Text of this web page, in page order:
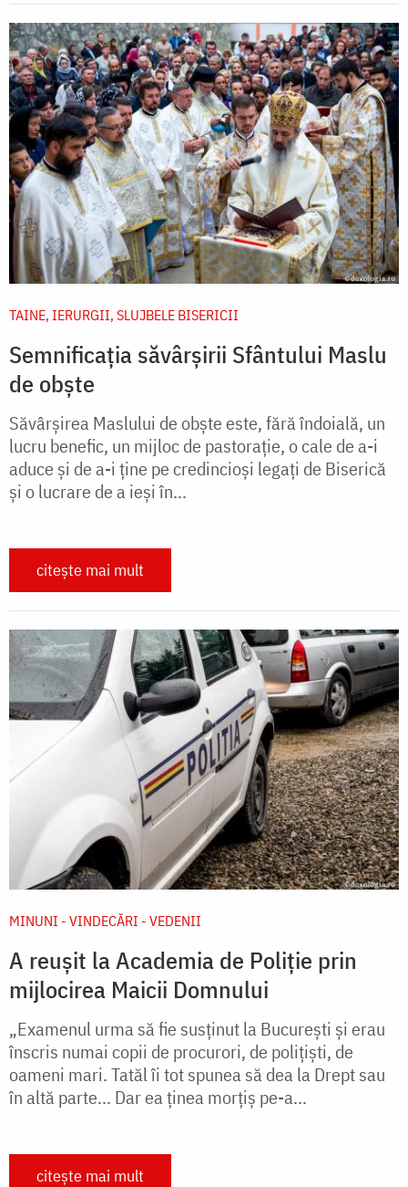
TAINE, IERURGII, SLUJBELE BISERICII
Semnificația săvârșirii Sfântului Maslu
de obște
Săvârșirea Maslului de obște este, fără îndoială, un
lucru benefic, un mijloc de pastorație, o cale de a-i
aduce și de a-i ține pe credincioși legați de Biserică
și o lucrare de a ieși în...
citește mai mult
MINUNI - VINDECĂRI - VEDENII
A reușit la Academia de Poliție prin
mijlocirea Maicii Domnului
„Examenul urma să fie susținut la București și erau
înscris numai copii de procurori, de polițiști, de
oameni mari. Tatăl îi tot spunea să dea la Drept sau
în altă parte... Dar ea ținea morțiș pe-a...
citește mai mult